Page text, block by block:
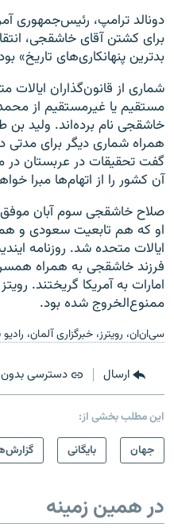
دونالد ترامپ، رئیس‌جمهوری
برای کشتن آقای خاشقجی،
بدترین پنهانکاری‌های تاریخ‎» بود.
شماری از قانون‌گذاران ایالات
مستقیم یا غیرمستقیم از
خاشقجی نام برده‌اند. ولید
همراه شماری دیگر برای مدتی
گفت تحقیقات در عربستان در
آن کشور را از اتهام‌ها مبرا
صلاح خاشقجی سوم آبان موفق
او که هم تابعیت سعودی و هم
ایالات متحده شد. روزنامه
فرزند خاشقجی به همراه
امارات به آمریکا گریختند.
ممنوع‌الخروج شده بود.
سی‌ان‌ان، رویترز، خبرگزاری آلمان،
ارسال دسترسی
این مطلب بخشی از:
جهان
بایگانی
در همین زمینه